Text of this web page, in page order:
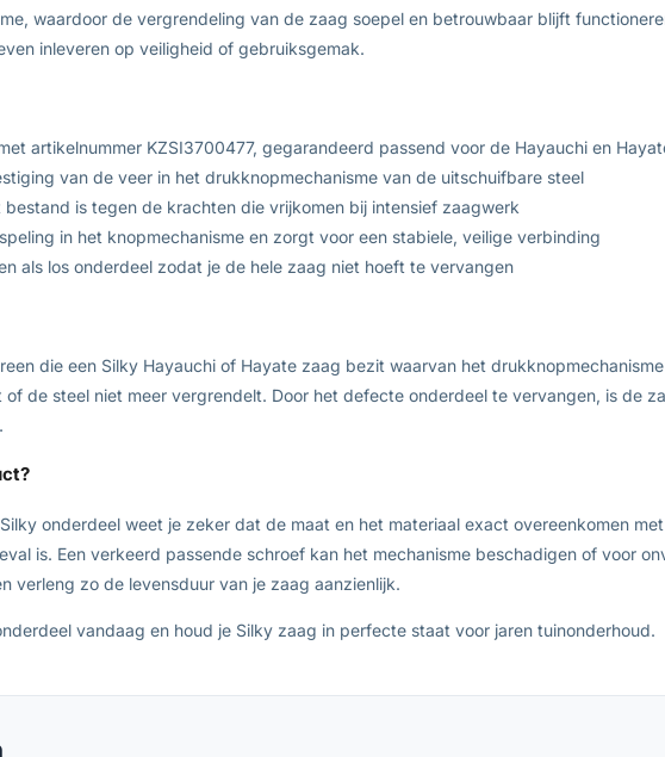
waardoor de vergrendeling van de zaag soepel en betrouwbaar blijft
inleveren op veiligheid of gebruiksgemak.
artikelnummer KZSI3700477, gegarandeerd passend voor de Hayauchi en
van de veer in het drukknopmechanisme van de uitschuifbare steel
is tegen de krachten die vrijkomen bij intensief zaagwerk
in het knopmechanisme en zorgt voor een stabiele, veilige verbinding
als los onderdeel zodat je de hele zaag niet hoeft te vervangen
die een Silky Hayauchi of Hayate zaag bezit waarvan het
de steel niet meer vergrendelt. Door het defecte onderdeel te vervangen, is de
onderdeel weet je zeker dat de maat en het materiaal exact overeenkomen
is. Een verkeerd passende schroef kan het mechanisme beschadigen of voor
verleng zo de levensduur van je zaag aanzienlijk.
vandaag en houd je Silky zaag in perfecte staat voor jaren tuinonderhoud.